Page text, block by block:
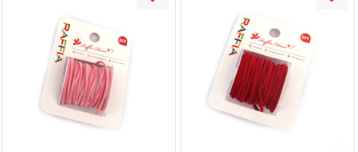
συμφωνήσετε
χρησιμοποιήσετε